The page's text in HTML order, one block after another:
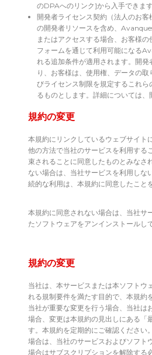
のDPAへのリンク]から入手できます
開発者ライセンス契約（法人のお
の開発者リソースを含め、
またはアクセスする場合、お客様
フォームを通じて利用可能になる
れる追加条件が適用されます。開発
り、お客様は、使用権、データの
びライセンス制限を規定するこれ
るものとします。詳細については、
規約の変更
本規約にリンクしているウェブサイト
他の方法で当社のサービスを利用する
束されることに同意したものとみなさ
ない場合は、当社サービスを利用しな
続的な利用は、本規約に同意したこと
本規約に同意されない場合は、当社サ
たソフトウェアをアンインストールし
規約の変更
当社は、本サービスまたは本ソフトウ
れる規制要件を満たす目的で、本規約
当社が重要な変更を行う場合、当社は
場合、変更は本規約の見出しにある「
す。本規約を定期的にご確認ください
場合は、当社のサービスおよびソフト
場合はサブスクリプションを解除する